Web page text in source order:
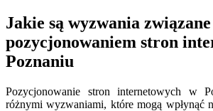
Jakie są wyzwania
pozycjonowaniem stron
Poznaniu
Pozycjonowanie stron internetowych w
różnymi wyzwaniami, które mogą wpłynąć